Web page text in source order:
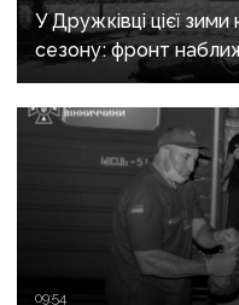
У Дружківці цієї
сезону: фронт
критично зруйнована
09:54